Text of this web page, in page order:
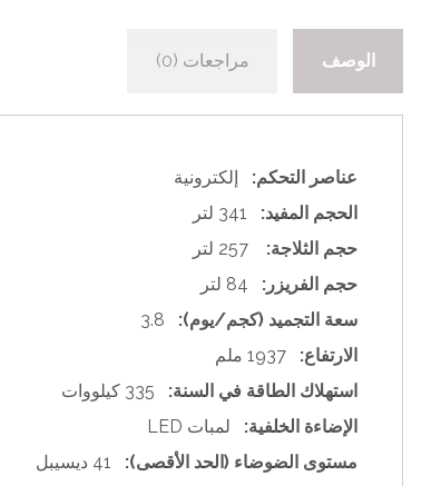
الوصف مراجعات (0)
عناصر التحكم:
إلكترونية
الحجم المفيد:
حجم الثلاجة:
حجم الفريزر:
سعة التجميد (كجم/يوم):
الارتفاع:
استهلاك الطاقة في السنة:
الإضاءة الخلفية:
لمبات LED
مستوى الضوضاء (الحد الأقصى):